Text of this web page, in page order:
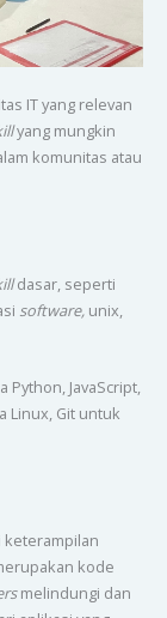
IT yang relevan
yang mungkin
komunitas atau
dasar, seperti
software, unix,
JavaScript,
Linux, Git untuk
keterampilan
kode
melindungi dan